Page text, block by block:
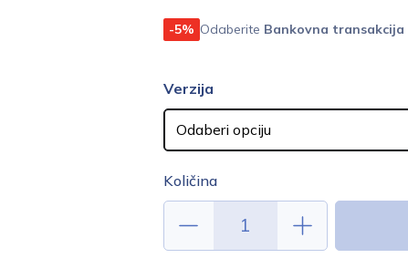
-5% Odaberite Bankovna transakcija
Verzija
Količina